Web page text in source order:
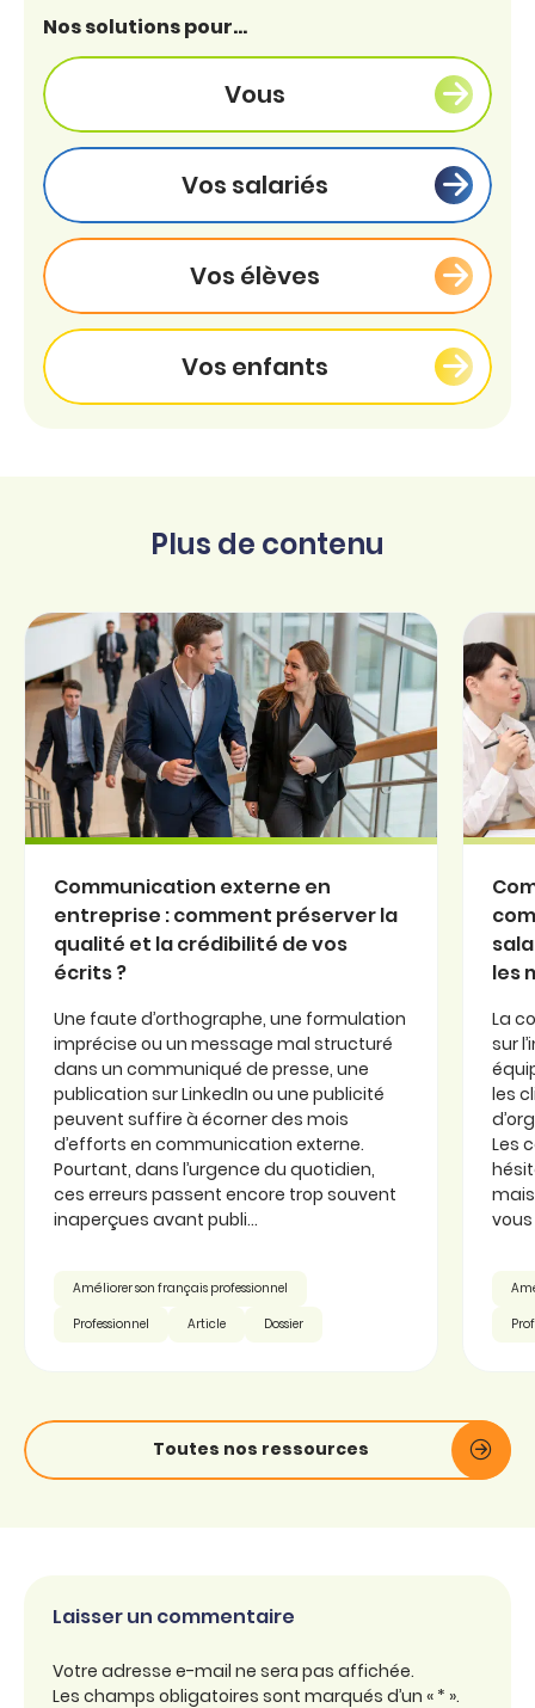
Nos solutions pour...
Vous
Vos salariés
Vos élèves
Vos enfants
Plus de contenu
Communication externe en
entreprise : comment préserver la
qualité et la crédibilité de vos
écrits ?
Une faute d’orthographe, une formulation
imprécise ou un message mal structuré
dans un communiqué de presse, une
publication sur LinkedIn ou une publicité
peuvent suffire à écorner des mois
d’efforts en communication externe.
Pourtant, dans l’urgence du quotidien,
ces erreurs passent encore trop souvent
inaperçues avant publi...
Améliorer son français professionnel
Professionnel
Article Dossier
les
La
sur
les
Les
Toutes nos ressources
Laisser un commentaire
Votre adresse e-mail ne sera pas affichée.
Les champs obligatoires sont marqués d’un « * ».